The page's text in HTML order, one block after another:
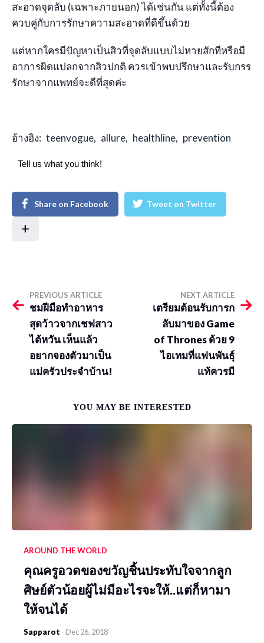
สะอาดจุดลับ (เฉพาะภายนอก) ได้เช่นกัน แต่ทั้งนี้ต้อง
ควบคู่กับการรักษาความสะอาดที่ดีขึ้นด้วย
แต่หากใครมีปัญหาเป็นสิวที่จุดลับแบบไม่หายสักทีหรือมี
อาการผิดแปลกจากสิวปกติ ควรเข้าพบปรึกษาและรับกรร
รักษาจากแพทย์จะดีที่สุดค่ะ
อ้างอิง: teenvogue, allure, healthline, prevention
Tell us what you think!
Share on Facebook Tweet on Twitter
+
PREVIOUS ARTICLE
ชมฝีมือทำอาหาร
สุดว้าวจากเชฟสาว
ไต้หวัน เห็นแล้ว
อยากจองตัวมาเป็น
แม่ครัวประจำบ้าน!
NEXT ARTICLE
เตรียมต้อนรับการก
ลับมาของ Game
of Thrones ด้วย 9
ไอเทมที่แฟนพันธุ์
แท้ควรมี
YOU MAY BE INTERESTED
AROUND THE WORLD
คุณครูอวดของขวัญชิ้นประทับใจจากลูก
ศิษย์ตัวน้อยผู้ไม่มีอะไรจะให้..แต่ก็หามา
ให้จนได้
Sapparot - Dec 26, 2018